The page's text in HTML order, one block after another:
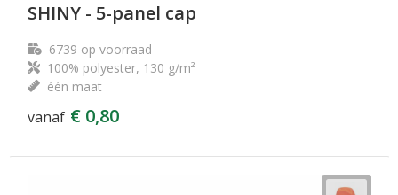
SHINY - 5-panel cap
6739 op voorraad
100% polyester, 130 g/m²
één maat
vanaf € 0,80